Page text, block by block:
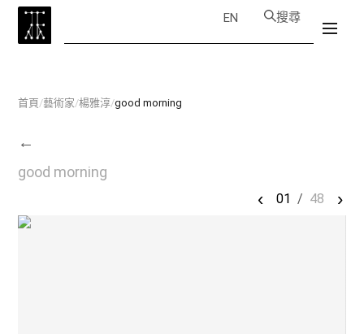
EN 搜尋
首頁/藝術家/楊雅淳/good morning
←
good morning
‹ 01 / 48 ›